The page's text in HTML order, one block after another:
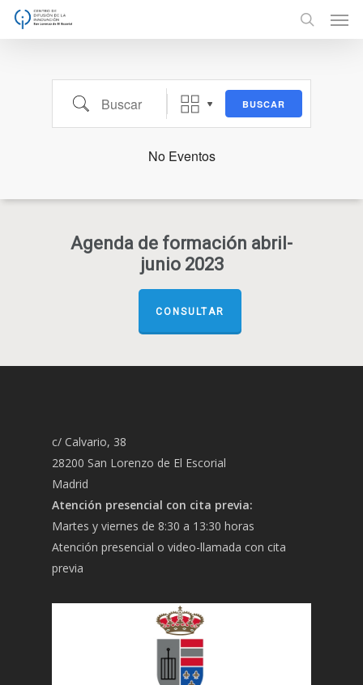
Skip
search
Buscar
BUSCAR
No Eventos
Agenda de formación abril-
junio 2023
CONSULTAR
c/ Calvario, 38
28200 San Lorenzo de El Escorial
Madrid
Atención presencial con cita previa:
Martes y viernes de 8:30 a 13:30 horas
Atención presencial o video-llamada con cita
previa
Buscando Etiquetas...